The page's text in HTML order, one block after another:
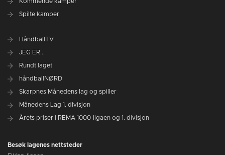
Spilte kamper
HåndballTV
JEG ER...
Rundt laget
håndballNØRD
Skarpnes Månedens lag og spiller
Månedens Lag 1. divisjon
Årets priser i REMA 1000-ligaen og 1. divisjon
Besøk lagenes nettsteder